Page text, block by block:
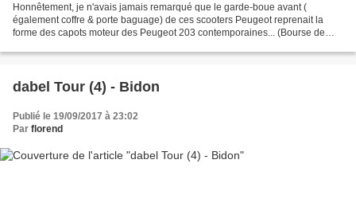
Honnêtement, je n'avais jamais remarqué que le garde-boue avant (
également coffre & porte baguage) de ces scooters Peugeot reprenait la
forme des capots moteur des Peugeot 203 contemporaines... (Bourse de
dabel Tour (4) - Bidon
Publié le 19/09/2017 à 23:02
Par florend